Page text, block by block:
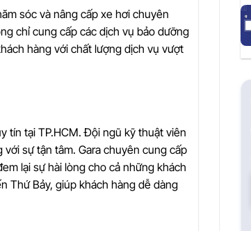
sóc và nâng cấp xe hơi chuyên
chỉ cung cấp các dịch vụ bảo dưỡng
hàng với chất lượng dịch vụ vượt
tín tại TP.HCM. Đội ngũ kỹ thuật viên
sự tận tâm. Gara chuyên cung cấp
lại sự hài lòng cho cả những khách
Thứ Bảy, giúp khách hàng dễ dàng